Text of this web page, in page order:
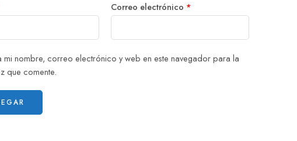
Correo electrónico *
mi nombre, correo electrónico y web en este navegador para la
que comente.